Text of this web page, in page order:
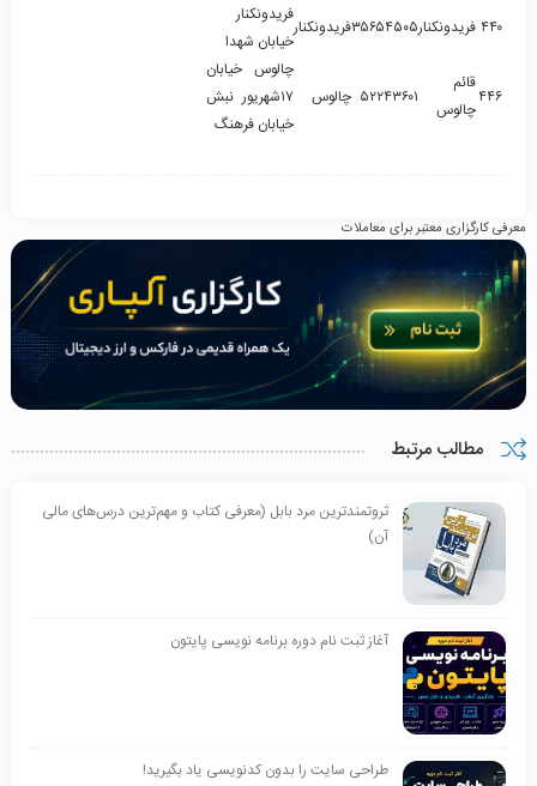
۴۴۰ فریدونکنار۳۵۶۵۴۵۰۵فریدونکنار
فریدونکنار
خیابان شهدا
۴۴۶
قائم
چالوس
۵۲۲۴۳۶۰۱ چالوس
چالوس خیابان
۱۷شهریور نبش
خیابان فرهنگ
معرفی کارگزاری معتبر برای معاملات
مطالب مرتبط
ثروتمندترین مرد بابل (معرفی کتاب و مهم‌ترین درس‌های مالی
آن)
آغاز ثبت نام دوره برنامه نویسی پایتون
طراحی سایت را بدون کدنویسی یاد بگیرید!